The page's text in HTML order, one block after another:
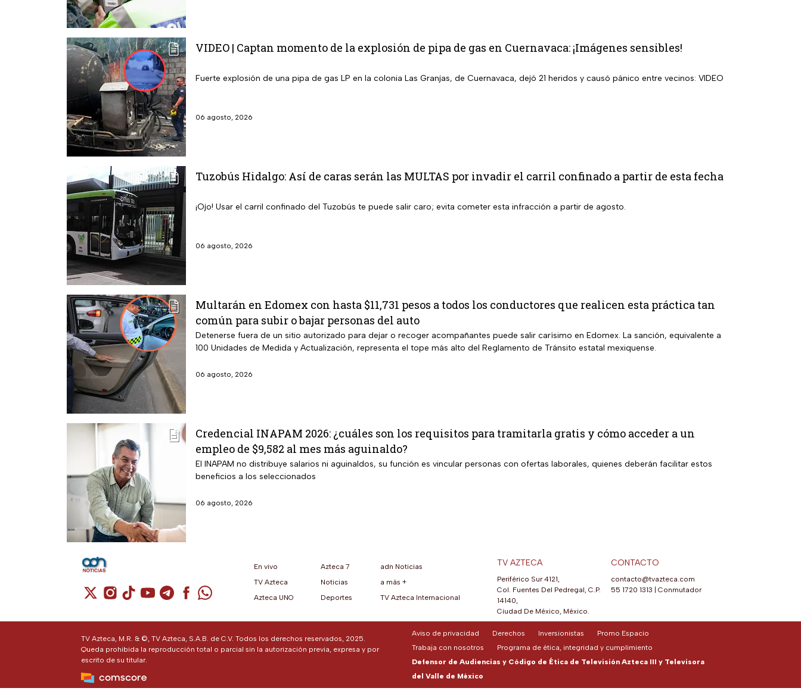
VIDEO | Captan momento de la explosión de pipa de gas en Cuernavaca: ¡Imágenes sensibles!
Fuerte explosión de una pipa de gas LP en la colonia Las Granjas, de Cuernavaca, dejó 21 heridos y causó pánico entre vecinos: VIDEO
06 agosto, 2026
Tuzobús Hidalgo: Así de caras serán las MULTAS por invadir el carril confinado a partir de esta fecha
¡Ojo! Usar el carril confinado del Tuzobús te puede salir caro; evita cometer esta infracción a partir de agosto.
06 agosto, 2026
Multarán en Edomex con hasta $11,731 pesos a todos los conductores que realicen esta práctica tan
común para subir o bajar personas del auto
Detenerse fuera de un sitio autorizado para dejar o recoger acompañantes puede salir carísimo en Edomex. La sanción, equivalente a
100 Unidades de Medida y Actualización, representa el tope más alto del Reglamento de Tránsito estatal mexiquense.
06 agosto, 2026
Credencial INAPAM 2026: ¿cuáles son los requisitos para tramitarla gratis y cómo acceder a un
empleo de $9,582 al mes más aguinaldo?
El INAPAM no distribuye salarios ni aguinaldos, su función es vincular personas con ofertas laborales, quienes deberán facilitar estos
beneficios a los seleccionados
06 agosto, 2026
Cuenta de X / Twitter (se abre en una nueva pestaña)
Cuenta de Instagram (se abre en una nueva pestaña)
Cuenta de TikTok (se abre en una nueva pestaña)
Cuenta de YouTube (se abre en una nueva pestaña)
Cuenta de Telegram (se abre en una nueva pestaña)
Cuenta de Facebook (se abre en una nueva pestaña)
Cuenta de WhatsApp (se abre en una nueva pestaña)
En vivo
TV Azteca
Azteca UNO
Azteca 7
Noticias
Deportes
adn Noticias
a más +
TV Azteca Internacional
TV AZTECA
Periférico Sur 4121,
Col. Fuentes Del Pedregal, C.P.
14140,
Ciudad De México, México.
CONTACTO
contacto@tvazteca.com
55 1720 1313
Conmutador
TV Azteca, M.R. & ©, TV Azteca, S.A.B. de C.V. Todos los derechos reservados, 2025.
Queda prohibida la reproducción total o parcial sin la autorización previa, expresa y por
escrito de su titular.
Aviso de privacidad Derechos Inversionistas
Promo Espacio
Trabaja con nosotros
Programa de ética, integridad y cumplimiento
Defensor de Audiencias y Código de Ética de Televisión Azteca III y Televisora
del Valle de México